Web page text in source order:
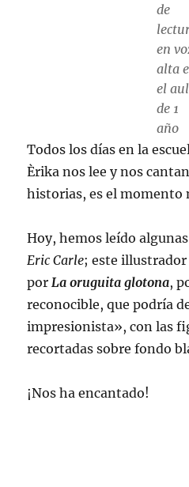
de
en
alta
el
de 1
año
Todos los días en la
Èrika nos lee y nos
historias, es el momento
Hoy, hemos leído
Eric Carle; este
por La oruguita glotona,
reconocible, que podría
impresionista», con las
recortadas sobre fondo
¡Nos ha encantado!